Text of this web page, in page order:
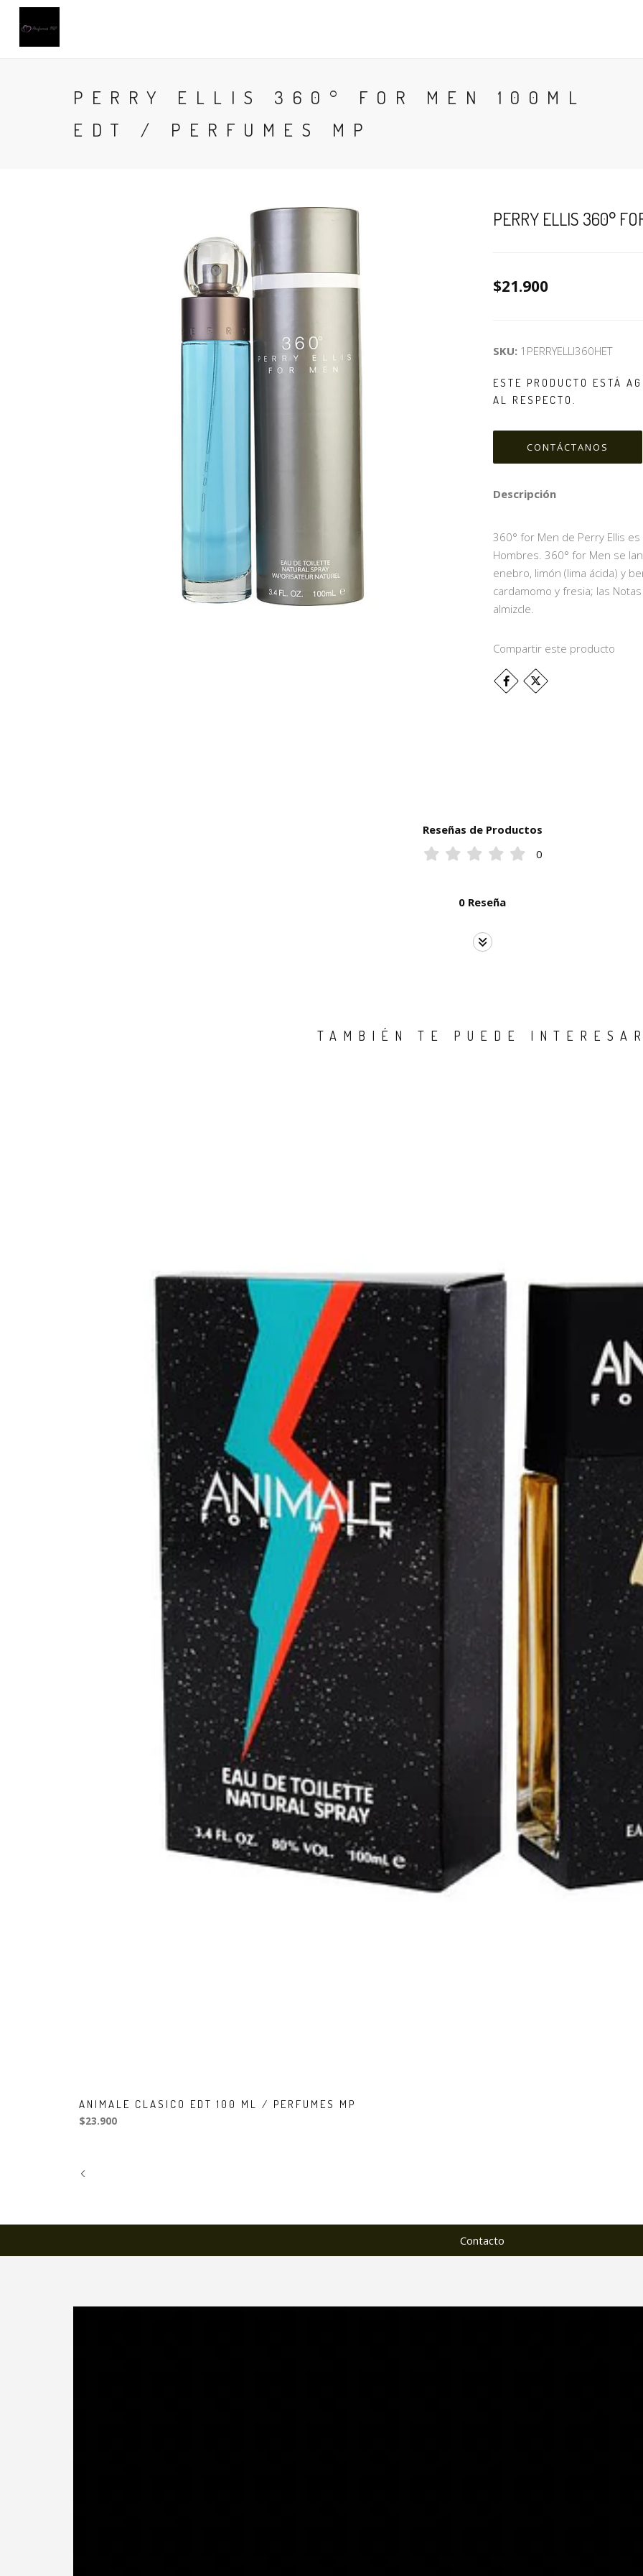
PERRY ELLIS 360° FOR MEN 100ML
EDT / PERFUMES MP
PERRY ELLIS 360°
$21.900
SKU: 1PERRYELLI360HET
ESTE PRODUCTO ESTÁ
AL RESPECTO.
CONTÁCTANOS
Descripción
360° for Men de Perry Ellis
Hombres. 360° for Men se
enebro, limón (lima ácida) y
cardamomo y fresia; las
almizcle.
Compartir este producto
Reseñas de Productos
0
0 Reseña
TAMBIÉN TE PUEDE
ANIMALE CLASICO EDT 100 ML / PERFUMES MP
$23.900
Contacto